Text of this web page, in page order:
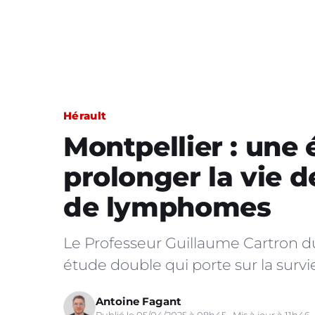
Hérault
Montpellier : une
prolonger la vie
de lymphomes
Le Professeur Guillaume Cartron
étude double qui porte sur la
Antoine Fagant